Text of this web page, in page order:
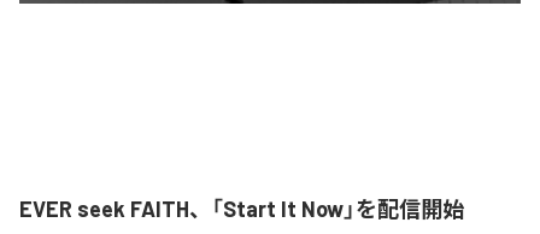
EVER seek FAITH、「Start It Now」を配信開始